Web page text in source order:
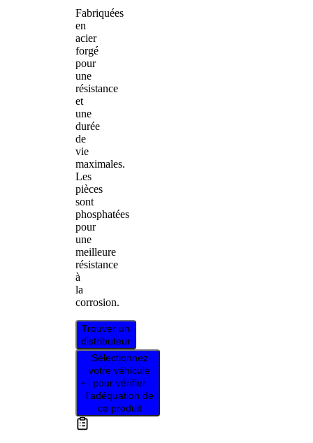
Fabriquées
en
acier
forgé
pour
une
résistance
et
une
durée
de
vie
maximales.
Les
pièces
sont
phosphatées
pour
une
meilleure
résistance
à
la
corrosion.
Trouver un
distributeur
Sélectionnez
votre véhicule
pour vérifier
l’adéquation de
ce produit